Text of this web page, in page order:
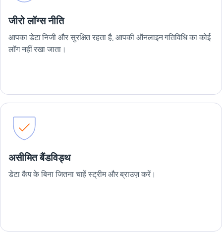
जीरो लॉग्स नीति
आपका डेटा निजी और सुरक्षित रहता है, आपकी ऑनलाइन गतिविधि का कोई
लॉग नहीं रखा जाता।
असीमित बैंडविड्थ
डेटा कैप के बिना जितना चाहें स्ट्रीम और ब्राउज़ करें।